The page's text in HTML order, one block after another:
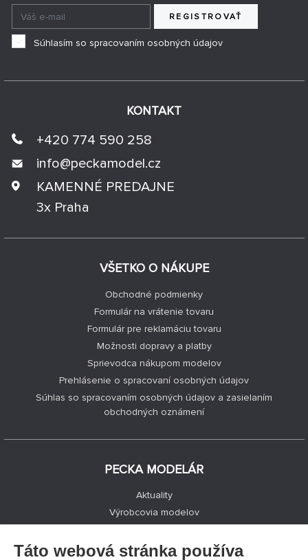
VŠETKO O NÁKUPE
Obchodné podmienky
Formulár na vrátenie tovaru
Formulár pre reklamáciu tovaru
Možnosti dopravy a platby
Sprievodca nákupom modelov
Prehlásenie o spracovaní osobných údajov
Súhlas so spracovaním osobných údajov a zasielaním
obchodných oznámení
PECKA MODELÁR
Aktuality
Výrobcovia modelov
Kontakty
KONTAKT
+420 774 590 258
info@peckamodel.cz
KAMENNÉ PREDAJNE
3x Praha
REGISTROVAŤ
Súhlasím so spracovaním osobných údajov
Táto webová stránka používa